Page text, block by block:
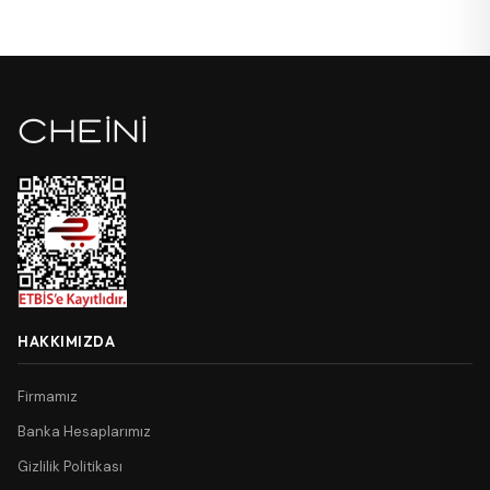
HAKKIMIZDA
Firmamız
Banka Hesaplarımız
Gizlilik Politikası